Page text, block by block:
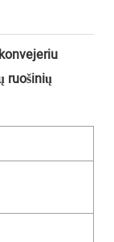
ruošinių